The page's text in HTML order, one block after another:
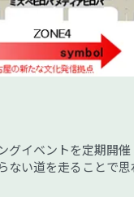
グイベントを定期開催
ない道を走ることで思